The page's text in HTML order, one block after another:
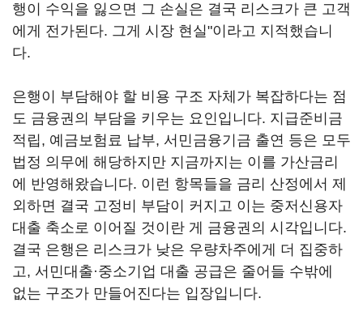
행이 수익을 잃으면 그 손실은 결국 리스크가 큰 고객
에게 전가된다. 그게 시장 현실"이라고 지적했습니
다.
은행이 부담해야 할 비용 구조 자체가 복잡하다는 점
도 금융권의 부담을 키우는 요인입니다. 지급준비금
적립, 예금보험료 납부, 서민금융기금 출연 등은 모두
법정 의무에 해당하지만 지금까지는 이를 가산금리
에 반영해왔습니다. 이런 항목들을 금리 산정에서 제
외하면 결국 고정비 부담이 커지고 이는 중저신용자
대출 축소로 이어질 것이란 게 금융권의 시각입니다.
결국 은행은 리스크가 낮은 우량차주에게 더 집중하
고, 서민대출·중소기업 대출 공급은 줄어들 수밖에
없는 구조가 만들어진다는 입장입니다.